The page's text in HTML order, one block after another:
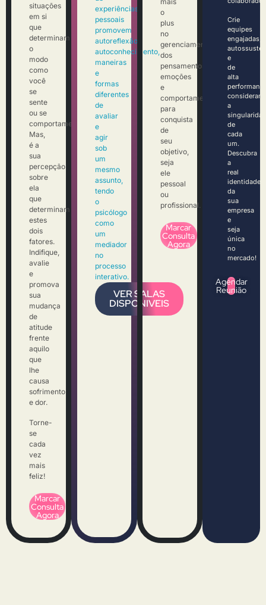
situações
em si
que
determinam
o
modo
como
você
se
sente
ou se
comportamenta.
Mas,
é a
sua
percepção
sobre
ela
que
determinam
estes
dois
fatores.
Indifique,
avalie
e
promova
sua
mudança
de
atitude
frente
aquilo
que
lhe
causa
sofrimento
e dor.
Torne-
se
cada
vez
mais
feliz!
Marcar
Consulta
Agora
experiências
pessoais
promovem
autoreflexão,
autoconhecimento,
maneiras
e
formas
diferentes
de
avaliar
e
agir
sob
um
mesmo
assunto,
tendo
o
psicólogo
como
um
mediador
no
processo
interativo.
VER SALAS
DISPONIVEIS
o
plus
no
gerenciamento
dos
pensamentos,
emoções
e
comportamentos
para
conquista
de
seu
objetivo,
seja
ele
pessoal
ou
profissional.
Marcar
Consulta
Agora
Crie
equipes
engajadas,
e
de
alta
a
de
cada
um.
Descubra
a
real
identidade
da
sua
empresa
e
seja
única
no
mercado!
Agendar
Reunião